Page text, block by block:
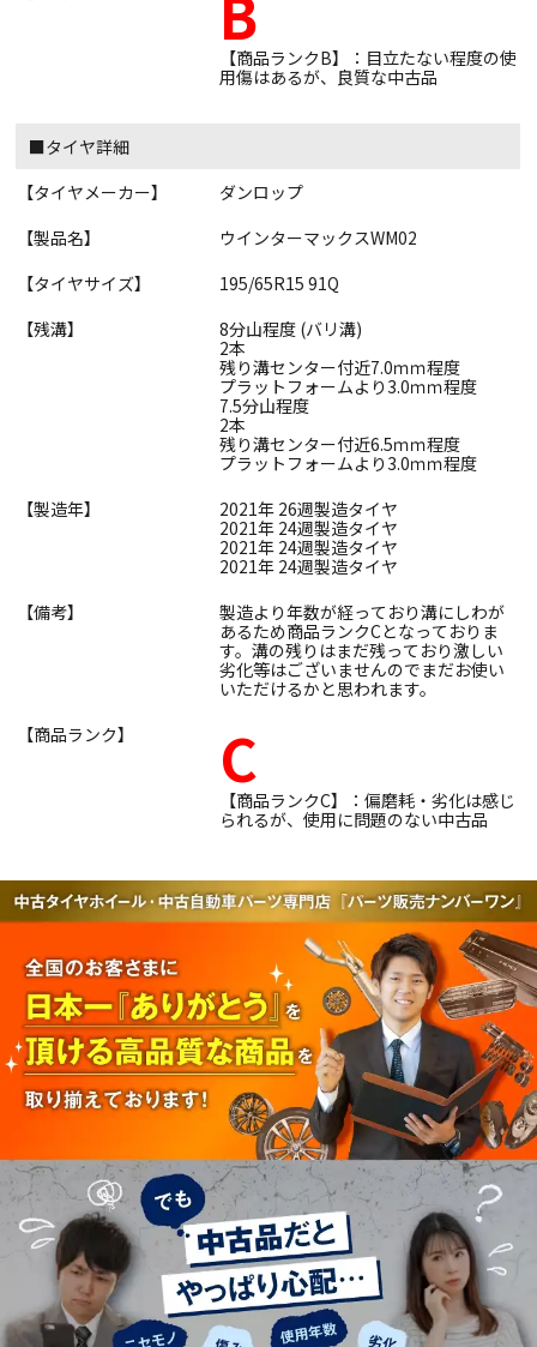
【商品ランクB】：目立たない程度の使
用傷はあるが、良質な中古品
■タイヤ詳細
【タイヤメーカー】
ダンロップ
【製品名】
ウインターマックスWM02
【タイヤサイズ】
195/65R15 91Q
【残溝】
8分山程度 (バリ溝)
2本
残り溝センター付近7.0ｍｍ程度
プラットフォームより3.0ｍｍ程度
7.5分山程度
2本
残り溝センター付近6.5ｍｍ程度
プラットフォームより3.0ｍｍ程度
【製造年】
2021年 26週製造タイヤ
2021年 24週製造タイヤ
2021年 24週製造タイヤ
2021年 24週製造タイヤ
【備考】
製造より年数が経っており溝にしわが
あるため商品ランクCとなっておりま
す。溝の残りはまだ残っており激しい
劣化等はございませんのでまだお使い
いただけるかと思われます。
【商品ランク】
C
【商品ランクC】：偏磨耗・劣化は感じ
られるが、使用に問題のない中古品